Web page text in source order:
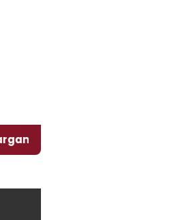
‎Nasirun Maestro Lukis